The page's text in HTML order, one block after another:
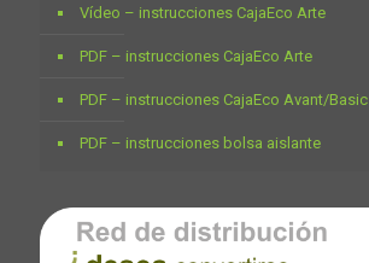
Vídeo – instrucciones CajaEco Arte
PDF – instrucciones CajaEco Arte
PDF – instrucciones CajaEco Avant/Basic
PDF – instrucciones bolsa aislante